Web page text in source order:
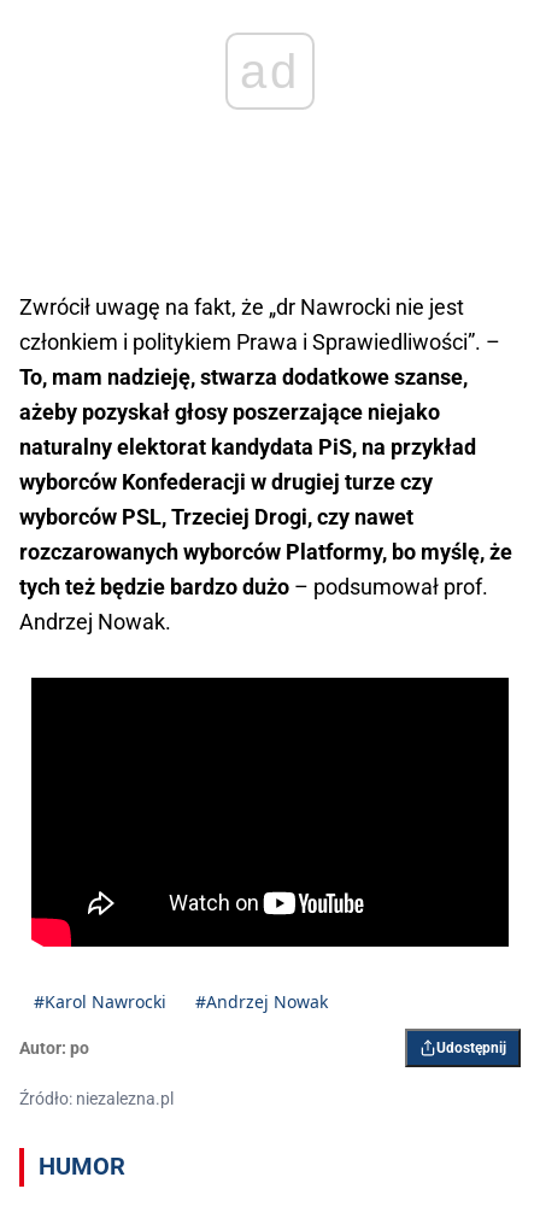
ad
Zwrócił uwagę na fakt, że „dr Nawrocki nie jest
członkiem i politykiem Prawa i Sprawiedliwości”. –
To, mam nadzieję, stwarza dodatkowe szanse,
ażeby pozyskał głosy poszerzające niejako
naturalny elektorat kandydata PiS, na przykład
wyborców Konfederacji w drugiej turze czy
wyborców PSL, Trzeciej Drogi, czy nawet
rozczarowanych wyborców Platformy, bo myślę, że
tych też będzie bardzo dużo – podsumował prof.
Andrzej Nowak.
#Karol Nawrocki #Andrzej Nowak
Autor: po Udostępnij
Źródło: niezalezna.pl
HUMOR